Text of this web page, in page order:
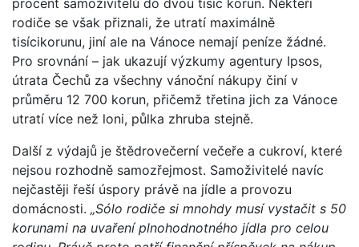
rodiče se však přiznali, že utratí maximálně
tisícikorunu, jiní ale na Vánoce nemají peníze žádné.
Pro srovnání – jak ukazují výzkumy agentury Ipsos,
útrata Čechů za všechny vánoční nákupy činí v
průměru 12 700 korun, přičemž třetina jich za Vánoce
utratí více než loni, půlka zhruba stejně.
Další z výdajů je štědrovečerní večeře a cukroví, které
nejsou rozhodně samozřejmost. Samoživitelé navíc
nejčastěji řeší úspory právě na jídle a provozu
domácnosti. „Sólo rodiče si mnohdy musí vystačit s 50
korunami na uvaření plnohodnotného jídla pro celou